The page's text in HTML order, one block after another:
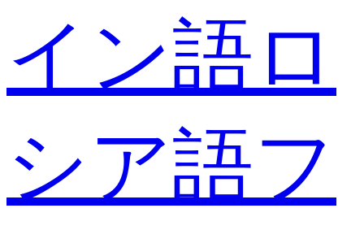
イン語ロ
シア語フ